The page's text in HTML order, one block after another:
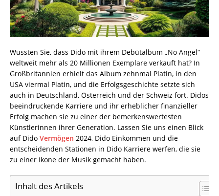
Wussten Sie, dass Dido mit ihrem Debütalbum „No Angel“
weltweit mehr als 20 Millionen Exemplare verkauft hat? In
Großbritannien erhielt das Album zehnmal Platin, in den
USA viermal Platin, und die Erfolgsgeschichte setzte sich
auch in Deutschland, Österreich und der Schweiz fort. Didos
beeindruckende Karriere und ihr erheblicher finanzieller
Erfolg machen sie zu einer der bemerkenswertesten
Künstlerinnen ihrer Generation. Lassen Sie uns einen Blick
auf Dido Vermögen 2024, Dido Einkommen und die
entscheidenden Stationen in Dido Karriere werfen, die sie
zu einer Ikone der Musik gemacht haben.
Inhalt des Artikels